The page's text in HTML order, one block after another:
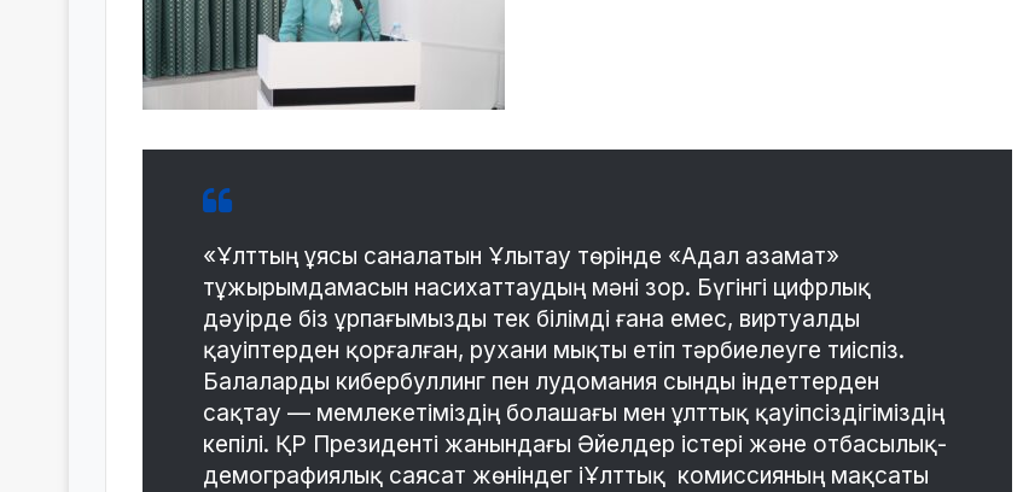
«Ұлттың ұясы саналатын Ұлытау төрінде «Адал азамат»
тұжырымдамасын насихаттаудың мәні зор. Бүгінгі цифрлық
дәуірде біз ұрпағымызды тек білімді ғана емес, виртуалды
қауіптерден қорғалған, рухани мықты етіп тәрбиелеуге тиіспіз.
Балаларды кибербуллинг пен лудомания сынды індеттерден
сақтау — мемлекетіміздің болашағы мен ұлттық қауіпсіздігіміздің
кепілі. ҚР Президенті жанындағы Әйелдер істері және отбасылық-
демографиялық саясат жөніндег іҰлттық комиссияның мақсаты